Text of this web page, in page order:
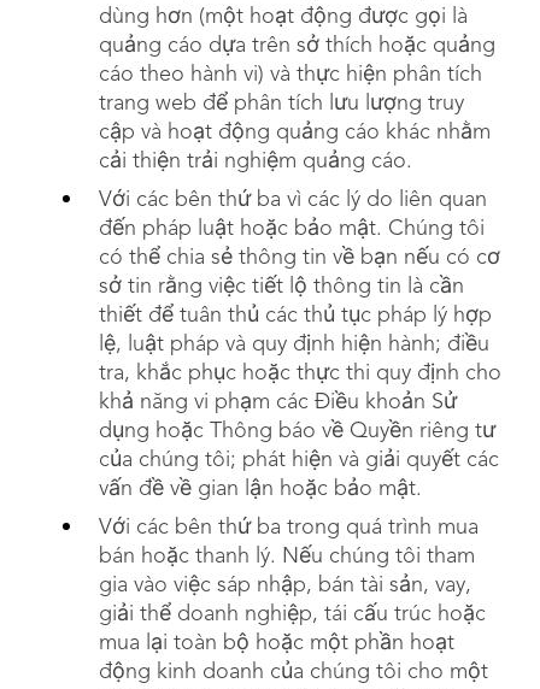
dùng hơn (một hoạt động được gọi là
quảng cáo dựa trên sở thích hoặc quảng
cáo theo hành vi) và thực hiện phân tích
trang web để phân tích lưu lượng truy
cập và hoạt động quảng cáo khác nhằm
cải thiện trải nghiệm quảng cáo.
Với các bên thứ ba vì các lý do liên quan
đến pháp luật hoặc bảo mật. Chúng tôi
có thể chia sẻ thông tin về bạn nếu có cơ
sở tin rằng việc tiết lộ thông tin là cần
thiết để tuân thủ các thủ tục pháp lý hợp
lệ, luật pháp và quy định hiện hành; điều
tra, khắc phục hoặc thực thi quy định cho
khả năng vi phạm các Điều khoản Sử
dụng hoặc Thông báo về Quyền riêng tư
của chúng tôi; phát hiện và giải quyết các
vấn đề về gian lận hoặc bảo mật.
Với các bên thứ ba trong quá trình mua
bán hoặc thanh lý. Nếu chúng tôi tham
gia vào việc sáp nhập, bán tài sản, vay,
giải thể doanh nghiệp, tái cấu trúc hoặc
mua lại toàn bộ hoặc một phần hoạt
động kinh doanh của chúng tôi cho một